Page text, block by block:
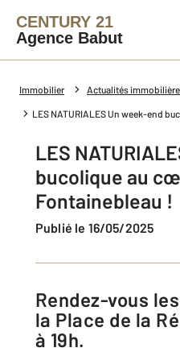
CENTURY 21
Agence Babut
Immobilier Actualités
LES NATURIALES Un week-end
LES
bucolique au
Fontainebleau !
Publié le 16/05/2025
Rendez-vous les 17 et 18 mai sur
la Place de la
à 19h.